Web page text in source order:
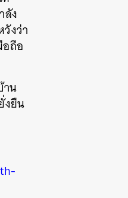
ลัง
งว่า
ถือ
าน
งยืน